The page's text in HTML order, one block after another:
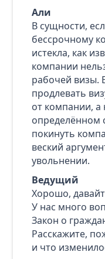
Али
В сущности,
бессрочному
истекла, как
компании
рабочей визы.
продлевать
от компании, а
определённом
покинуть
веский
увольнении.
Ведущий
Хорошо,
У нас много
Закон о
Расскажите,
и что